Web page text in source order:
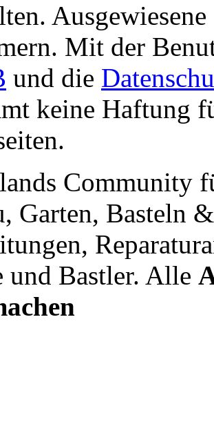
Mit der
und die
keine Haftung
Community
Garten, Basteln
und Bastler. Alle